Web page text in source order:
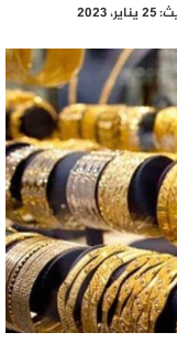
2023